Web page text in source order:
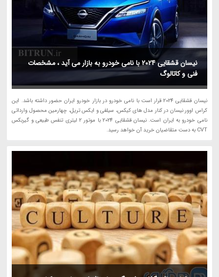
نیسان قشقایی 2024 با نامی خودرو به بازار می آید ، مشخصات
فنی و کاتالوگ
نیسان قشقایی 2024 قرار است با نامی خودرو در بازار خودرو ایران حضور داشته باشد. این
کراس اوور نیسان در کنار مدل های کیکس، سیلفی و ایکس تریل، چهارمین محصول وارداتی
نامی خودرو به ایران است. نیسان قشقایی 2024 با موتور 2 لیتری تنفس طبیعی و گیربکس
CVT به دست متقاضیان خرید آن خواهد رسید.